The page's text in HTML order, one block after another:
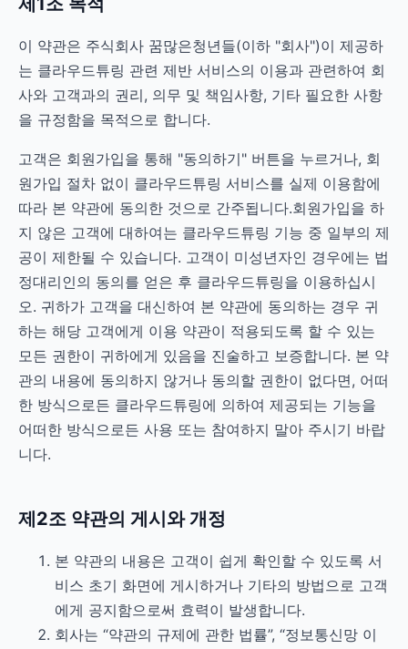
이 약관은 주식회사 꿈많은청년들(이하 "회사")이 제공하
는 클라우드튜링 관련 제반 서비스의 이용과 관련하여 회
사와 고객과의 권리, 의무 및 책임사항, 기타 필요한 사항
을 규정함을 목적으로 합니다.
고객은 회원가입을 통해 "동의하기" 버튼을 누르거나, 회
원가입 절차 없이 클라우드튜링 서비스를 실제 이용함에
따라 본 약관에 동의한 것으로 간주됩니다.회원가입을 하
지 않은 고객에 대하여는 클라우드튜링 기능 중 일부의 제
공이 제한될 수 있습니다. 고객이 미성년자인 경우에는 법
정대리인의 동의를 얻은 후 클라우드튜링을 이용하십시
오. 귀하가 고객을 대신하여 본 약관에 동의하는 경우 귀
하는 해당 고객에게 이용 약관이 적용되도록 할 수 있는
모든 권한이 귀하에게 있음을 진술하고 보증합니다. 본 약
관의 내용에 동의하지 않거나 동의할 권한이 없다면, 어떠
한 방식으로든 클라우드튜링에 의하여 제공되는 기능을
어떠한 방식으로든 사용 또는 참여하지 말아 주시기 바랍
니다.
제2조 약관의 게시와 개정
본 약관의 내용은 고객이 쉽게 확인할 수 있도록 서
비스 초기 화면에 게시하거나 기타의 방법으로 고객
에게 공지함으로써 효력이 발생합니다.
회사는 “약관의 규제에 관한 법률”, “정보통신망 이